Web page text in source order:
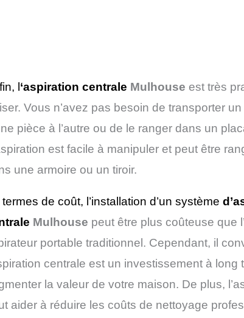
l‘aspiration centrale Mulhouse est très
Vous n’avez pas besoin de transporter
pièce à l’autre ou de le ranger dans un
est facile à manipuler et peut être
une armoire ou un tiroir.
de coût, l’installation d’un système
Mulhouse peut être plus coûteuse que
portable traditionnel. Cependant, il
centrale est un investissement à long
la valeur de votre maison. De plus,
aider à réduire les coûts de nettoyage